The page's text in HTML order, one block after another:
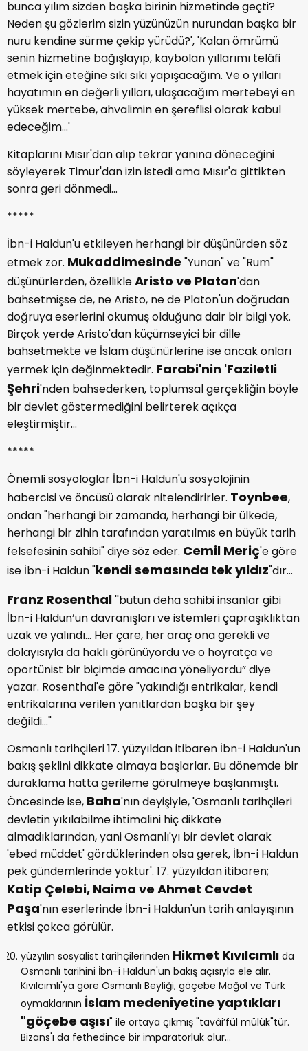
bunca yılım sizden başka birinin hizmetinde geçti?
Neden şu gözlerim sizin yüzünüzün nurundan başka bir
nuru kendine sürme çekip yürüdü?', 'Kalan ömrümü
senin hizmetine bağışlayıp, kaybolan yıllarımı telâfi
etmek için eteğine sıkı sıkı yapışacağım. Ve o yılları
hayatımın en değerli yılları, ulaşacağım mertebeyi en
yüksek mertebe, ahvalimin en şereflisi olarak kabul
edeceğim...'
Kitaplarını Mısır'dan alıp tekrar yanına döneceğini
söyleyerek Timur'dan izin istedi ama Mısır'a gittikten
sonra geri dönmedi...
*****
İbn-i Haldun'u etkileyen herhangi bir düşünürden söz
etmek zor. Mukaddimesinde "Yunan" ve "Rum"
düşünürlerden, özellikleAristo ve Platon'dan
bahsetmişse de, ne Aristo, ne de Platon'un doğrudan
doğruya eserlerini okumuş olduğuna dair bir bilgi yok.
Birçok yerde Aristo'dan küçümseyici bir dille
bahsetmekte ve İslam düşünürlerine ise ancak onları
yermek için değinmektedir. Farabi'nin 'Faziletli
Şehri'nden bahsederken, toplumsal gerçekliğin böyle
bir devlet göstermediğini belirterek açıkça
eleştirmiştir...
*****
Önemli sosyologlar İbn-i Haldun'u sosyolojinin
habercisi ve öncüsü olarak nitelendirirler. Toynbee,
ondan "herhangi bir zamanda, herhangi bir ülkede,
herhangi bir zihin tarafından yaratılmıs en büyük tarih
felsefesinin sahibi" diye söz eder. Cemil Meriç'e göre
ise İbn-i Haldun "kendi semasında tek yıldız"dır...
Franz Rosenthal''bütün deha sahibi insanlar gibi
İbn-i Haldun’un davranışları ve istemleri çapraşıklıktan
uzak ve yalındı... Her çare, her araç ona gerekli ve
dolayısıyla da haklı görünüyordu ve o hoyratça ve
oportünist bir biçimde amacına yöneliyordu” diye
yazar. Rosenthal'e göre "yakındığı entrikalar, kendi
entrikalarına verilen yanıtlardan başka bir şey
değildi..."
Osmanlı tarihçileri 17. yüzyıldan itibaren İbn-i Haldun'un
bakış şeklini dikkate almaya başlarlar. Bu dönemde bir
duraklama hatta gerileme görülmeye başlanmıştı.
Öncesinde ise, Baha'nın deyişiyle, 'Osmanlı tarihçileri
devletin yıkılabilme ihtimalini hiç dikkate
almadıklarından, yani Osmanlı'yı bir devlet olarak
'ebed müddet' gördüklerinden olsa gerek, İbn-i Haldun
pek gündemlerinde yoktur'. 17. yüzyıldan itibaren;
Katip Çelebi, Naima ve Ahmet Cevdet
Paşa'nın eserlerinde İbn-i Haldun'un tarih anlayışının
etkisi çokca görülür.
yüzyılın sosyalist tarihçilerinden Hikmet Kıvılcımlı da
Osmanlı tarihini İbn-i Haldun'un bakış açısıyla ele alır.
Kıvılcımlı'ya göre Osmanlı Beyliği, göçebe Moğol ve Türk
oymaklarının İslam medeniyetine yaptıkları
"göçebe aşısı" ile ortaya çıkmış "tavâi’fül mülük"tür.
Bizans'ı da fethedince bir imparatorluk olur...